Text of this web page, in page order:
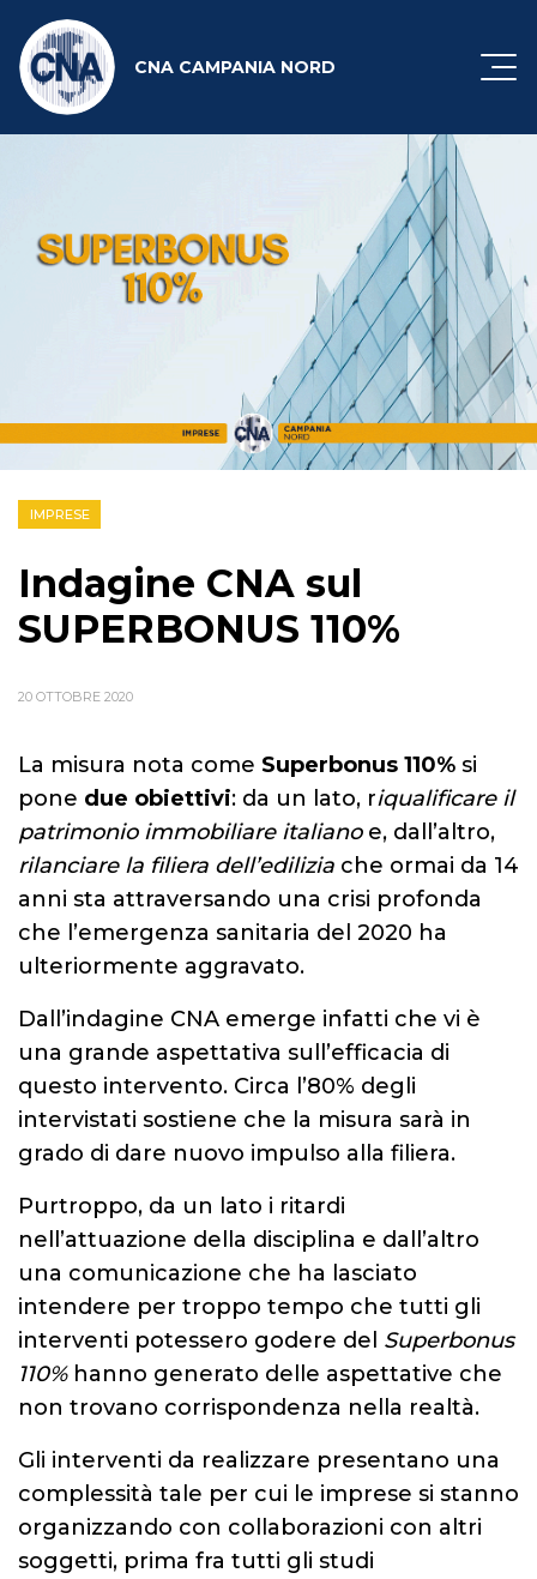
CNA CAMPANIA NORD
IMPRESE
Indagine CNA sul
SUPERBONUS 110%
20 OTTOBRE 2020
La misura nota come Superbonus 110% si
pone due obiettivi: da un lato, riqualificare il
patrimonio immobiliare italianoe, dall’altro,
rilanciare la filiera dell’edilizia che ormai da 14
anni sta attraversando una crisi profonda
che l’emergenza sanitaria del 2020 ha
ulteriormente aggravato.
Dall’indagine CNA emerge infatti che vi è
una grande aspettativa sull’efficacia di
questo intervento. Circa l’80% degli
intervistati sostiene che la misura sarà in
grado di dare nuovo impulso alla filiera.
Purtroppo, da un lato i ritardi
nell’attuazione della disciplina e dall’altro
una comunicazione che ha lasciato
intendere per troppo tempo che tutti gli
interventi potessero godere del Superbonus
110% hanno generato delle aspettative che
non trovano corrispondenza nella realtà.
Gli interventi da realizzare presentano una
complessità tale per cui le imprese si stanno
organizzando con collaborazioni con altri
soggetti, prima fra tutti gli studi